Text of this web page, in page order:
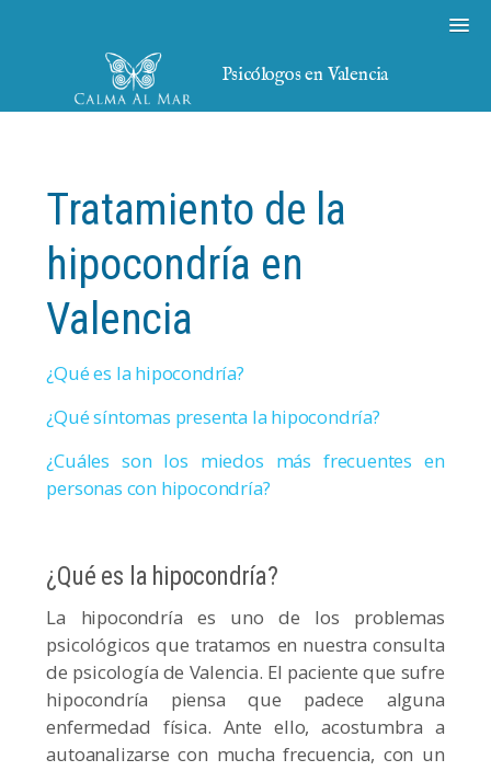
Psicólogos en Valencia
Tratamiento de la
hipocondría en
Valencia
¿Qué es la hipocondría?
¿Qué síntomas presenta la hipocondría?
¿Cuáles son los miedos más frecuentes en
personas con hipocondría?
¿Qué es la hipocondría?
La hipocondría es uno de los problemas
psicológicos que tratamos en nuestra consulta
de psicología de Valencia. El paciente que sufre
hipocondría piensa que padece alguna
enfermedad física. Ante ello, acostumbra a
autoanalizarse con mucha frecuencia, con un